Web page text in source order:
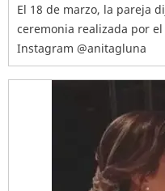
El 18 de marzo, la pareja
ceremonia realizada por
Instagram @anitagluna